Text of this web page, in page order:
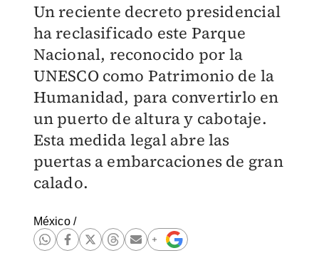
Un reciente decreto presidencial
ha reclasificado este Parque
Nacional, reconocido por la
UNESCO como Patrimonio de la
Humanidad, para convertirlo en
un puerto de altura y cabotaje.
Esta medida legal abre las
puertas a embarcaciones de gran
calado.
México/